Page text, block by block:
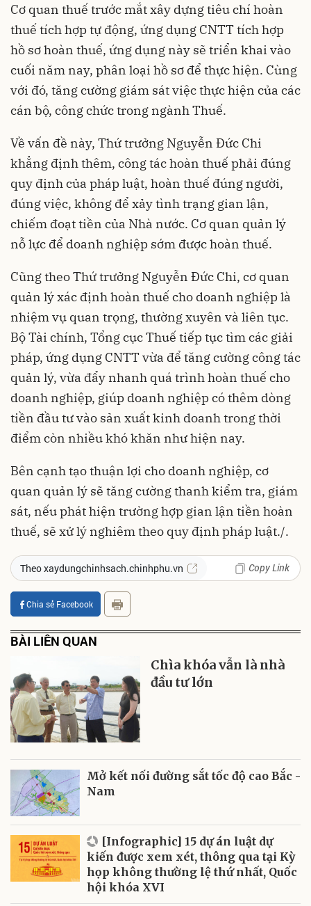
Cơ quan thuế trước mắt xây dựng tiêu chí hoàn
thuế tích hợp tự động, ứng dụng CNTT tích hợp
hồ sơ hoàn thuế, ứng dụng này sẽ triển khai vào
cuối năm nay, phân loại hồ sơ để thực hiện. Cùng
với đó, tăng cường giám sát việc thực hiện của các
cán bộ, công chức trong ngành Thuế.
Về vấn đề này, Thứ trưởng Nguyễn Đức Chi
khẳng định thêm, công tác hoàn thuế phải đúng
quy định của pháp luật, hoàn thuế đúng người,
đúng việc, không để xảy tình trạng gian lận,
chiếm đoạt tiền của Nhà nước. Cơ quan quản lý
nỗ lực để doanh nghiệp sớm được hoàn thuế.
Cũng theo Thứ trưởng Nguyễn Đức Chi, cơ quan
quản lý xác định hoàn thuế cho doanh nghiệp là
nhiệm vụ quan trọng, thường xuyên và liên tục.
Bộ Tài chính, Tổng cục Thuế tiếp tục tìm các giải
pháp, ứng dụng CNTT vừa để tăng cường công tác
quản lý, vừa đẩy nhanh quá trình hoàn thuế cho
doanh nghiệp, giúp doanh nghiệp có thêm dòng
tiền đầu tư vào sản xuất kinh doanh trong thời
điểm còn nhiều khó khăn như hiện nay.
Bên cạnh tạo thuận lợi cho doanh nghiệp, cơ
quan quản lý sẽ tăng cường thanh kiểm tra, giám
sát, nếu phát hiện trường hợp gian lận tiền hoàn
thuế, sẽ xử lý nghiêm theo quy định pháp luật./.
Theo xaydungchinhsach.chinhphu.vn Copy Link
Chia sẻ Facebook
BÀI LIÊN QUAN
Chìa khóa vẫn là nhà
đầu tư lớn
Mở kết nối đường sắt tốc độ cao Bắc -
Nam
[Infographic] 15 dự án luật dự
kiến được xem xét, thông qua tại Kỳ
họp không thường lệ thứ nhất, Quốc
hội khóa XVI